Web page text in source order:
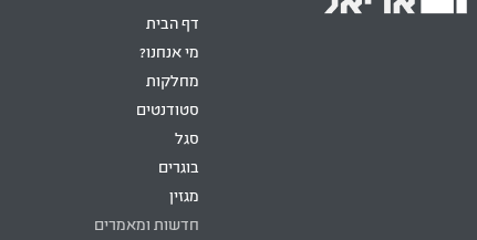
דף הבית
מי אנחנו?
מחלקות
סטודנטים
סגל
בוגרים
מגזין
חדשות ומאמרים